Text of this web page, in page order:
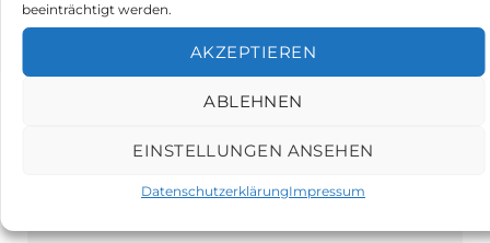
beeinträchtigt werden.
AKZEPTIEREN
ABLEHNEN
EINSTELLUNGEN ANSEHEN
DatenschutzerklärungImpressum
PRODUKTBESCHREIBUNG
Beschreibung